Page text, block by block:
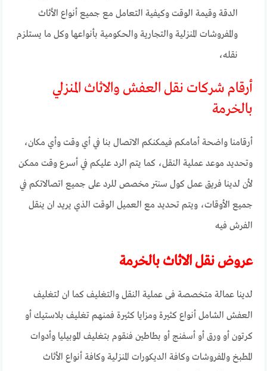
الدقة وقيمة الوقت وكيفية التعامل مع جميع أنواع الأثاث
والمفروشات المنزلية والتجارية والحكومية بأنواعها وكل ما يستلزم
نقله،
أرقام شركات نقل العفش والاثاث المنزلي
بالخرمة
أرقامنا واضحة أمامكم فيمكنكم الاتصال بنا في أي وقت وأي مكان،
وتحديد موعد عملية النقل، كما يتم الرد عليكم في أسرع وقت ممكن
لأن لدينا فريق عمل كول سنتر مخصص للرد على جميع اتصالاتكم في
جميع الأوقات، ويتم تحديد مع العميل الوقت الذي يريد ان ينقل
الفرش فيه
عروض نقل الاثاث بالخرمة
لدينا عمالة متخصصة فى عملية النقل والتغليف كما ان لتغليف
العفش الشامل أنواع كثيرة ومزايا كثيرة فمنهم تغليف بلاستيك أو
كرتون أو ورق أو أسفنج أو بطاطين فنقوم بتغليف الموبيليا وأدوات
المطبخ والمفروشات وكافة الديكورات المنزلية وكافة أنواع الأثاث